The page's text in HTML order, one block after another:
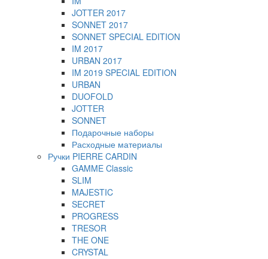
JOTTER 2017
SONNET 2017
SONNET SPECIAL EDITION
IM 2017
URBAN 2017
IM 2019 SPECIAL EDITION
URBAN
DUOFOLD
JOTTER
SONNET
Подарочные наборы
Расходные материалы
Ручки PIERRE CARDIN
GAMME Classic
SLIM
MAJESTIC
SECRET
PROGRESS
TRESOR
THE ONE
CRYSTAL